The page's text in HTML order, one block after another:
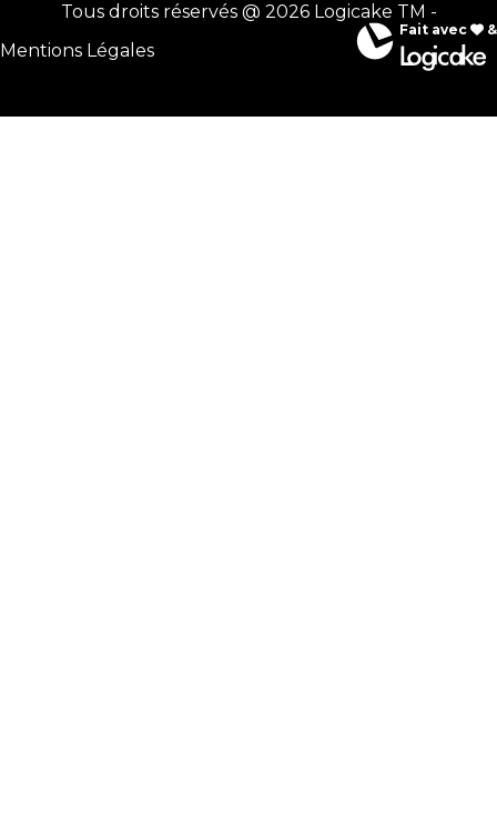
Tous droits réservés @ 2026 Logicake TM -
Mentions Légales
Fait avec &